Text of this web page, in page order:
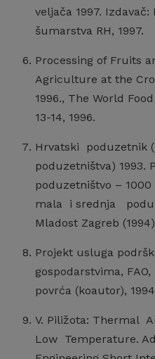
veljača 1997.
šumarstva RH, 1997.
Processing of Fruits
Agriculture at the
1996., The World
13-14, 1996.
Hrvatski poduzetnik
poduzetništva) 1993.
poduzetništvo –
mala i srednja
Mladost Zagreb
Projekt usluga
gospodarstvima,
povrća (koautor),
V. Piližota: Thermal
Low Temperature.